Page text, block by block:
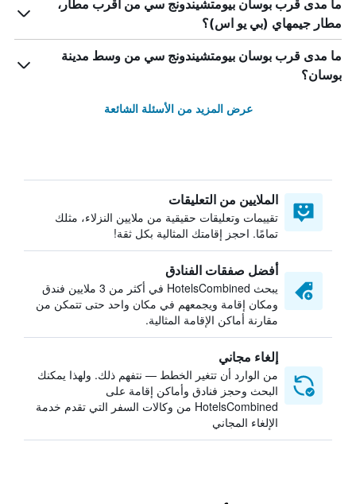
ما مدى قرب بوسان بيومتشيندونج سي من أقرب مطار،
مطار جيمهاي (بي يو اس)؟
ما مدى قرب بوسان بيومتشيندونج سي من وسط مدينة
بوسان؟
عرض المزيد من الأسئلة الشائعة
الملايين من التعليقات
تقييمات وتعليقات حقيقية من ملايين النزلاء، مثلك
تمامًا. احجز إقامتك المثالية بكل ثقة!
أفضل صفقات الفنادق
يبحث HotelsCombined في أكثر من 3 ملايين فندق
ومكان إقامة ويجمعهم في مكان واحد حتى تتمكن من
مقارنة أماكن الإقامة المثالية.
إلغاء مجاني
من الوارد أن تتغير الخطط — نتفهم ذلك. ولهذا يمكنك
البحث وحجز فنادق وأماكن إقامة على
HotelsCombined من وكالات السفر التي تقدم خدمة
الإلغاء المجاني